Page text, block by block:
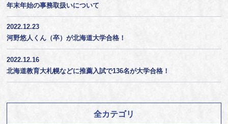
年末年始の事務取扱いについて
2022.12.23
河野悠人くん（卒）が北海道大学合格！
2022.12.16
北海道教育大札幌などに推薦入試で136名が大学合格！
全カテゴリ